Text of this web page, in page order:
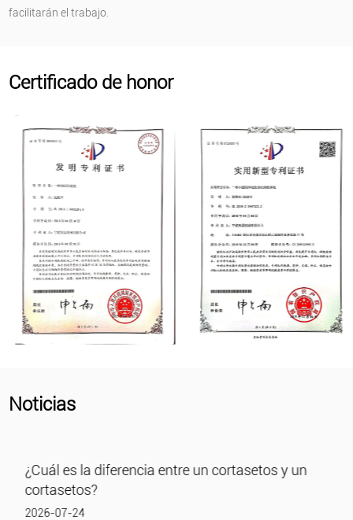
facilitarán el trabajo.
Certificado de honor
Noticias
¿Cuál es la diferencia entre un cortasetos y un
cortasetos?
2026-07-24